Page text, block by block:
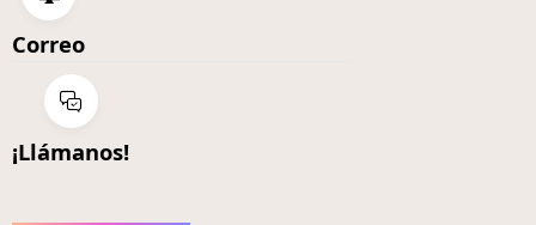
Correo
¡Llámanos!